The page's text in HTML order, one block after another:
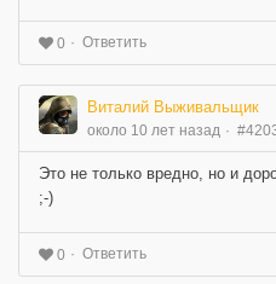
0 Ответить
Виталий Выживальщик
около 10 лет назад
Это не только вредно, но и
;-)
0 Ответить